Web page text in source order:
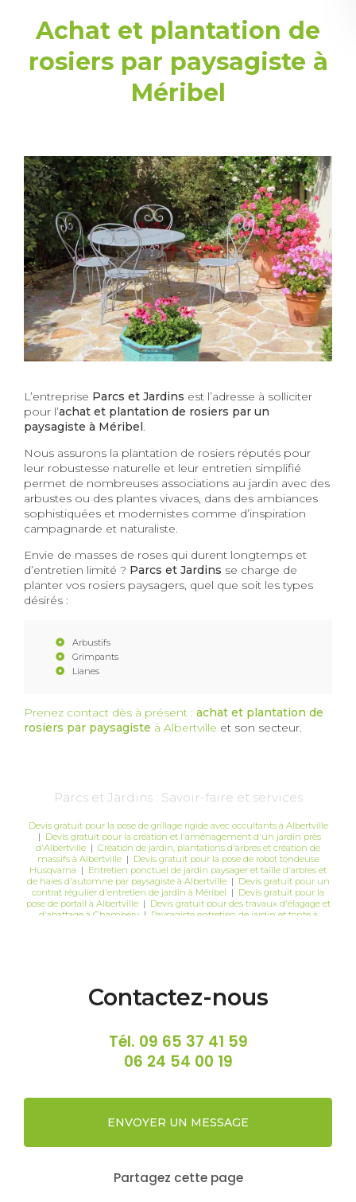
Achat et plantation de
rosiers par paysagiste à
Méribel
L’entreprise Parcs et Jardins est l’adresse à solliciter
pour l’achat et plantation de rosiers par un
paysagiste à Méribel.
Nous assurons la plantation de rosiers réputés pour
leur robustesse naturelle et leur entretien simplifié
permet de nombreuses associations au jardin avec des
arbustes ou des plantes vivaces, dans des ambiances
sophistiquées et modernistes comme d’inspiration
campagnarde et naturaliste.
Envie de masses de roses qui durent longtemps et
d’entretien limité ? Parcs et Jardins se charge de
planter vos rosiers paysagers, quel que soit les types
désirés :
Arbustifs
Grimpants
Lianes
Prenez contact dès à présent : achat et plantation de
rosiers par paysagiste à Albertville et son secteur.
Parcs et Jardins : Savoir-faire et services
Devis gratuit pour la pose de grillage rigide avec occultants à Albertville
| Devis gratuit pour la création et l'aménagement d'un jardin près
d'Albertville | Création de jardin, plantations d'arbres et création de
massifs à Albertville| Devis gratuit pour la pose de robot tondeuse
Husqvarna | Entretien ponctuel de jardin paysager et taille d'arbres et
de haies d'automne par paysagiste à Albertville| Devis gratuit pour un
contrat régulier d'entretien de jardin à Méribel | Devis gratuit pour la
pose de portail à Albertville| Devis gratuit pour des travaux d'élagage et
d'abattage à Chambéry| Paysagiste entretien de jardin et tonte à
Contactez-nous
Tél. 09 65 37 41 59
06 24 54 00 19
ENVOYER UN MESSAGE
Partagez cette page